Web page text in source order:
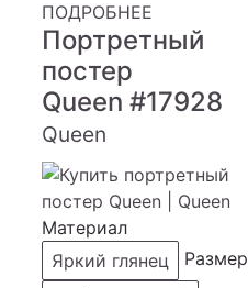
ПОДРОБНЕЕ
Портретный
постер
Queen #17928
Queen
Материал
Яркий глянец
Размер